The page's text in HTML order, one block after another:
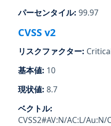
パーセンタイル: 99.97
CVSS v2
リスクファクター:
基本値: 10
現状値: 8.7
ベクトル:
CVSS2#AV:N/AC:L/Au:N/